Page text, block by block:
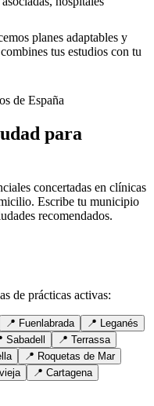
planes adaptables y
tus estudios con tu
de España
para
concertadas en clínicas
Escribe tu municipio
recomendados.
de prácticas activas:
📍 Fuenlabrada 📍 Leganés
Sabadell 📍 Terrassa
📍 Roquetas de Mar
📍 Cartagena